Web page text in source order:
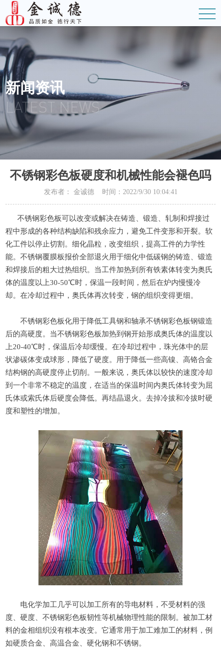
新闻资讯
LATEST NEWS
不锈钢彩色板硬度和机械性能会褪色吗
发布者： 金诚德 时间：2022/9/30 10:04:41
不锈钢彩色板可以改变或解决在铸造、锻造、轧制和焊接过
程中形成的各种结构缺陷和残余应力，避免工件变形和开裂。软
化工件以停止切割。细化晶粒，改变组织，提高工件的力学性
能。不锈钢覆膜板报价全部退火用于细化中低碳钢的铸造、锻造
和焊接后的粗大过热组织。当工件加热到所有铁素体转变为奥氏
体的温度以上30-50℃时，保温一段时间，然后在炉内慢慢冷
却。在冷却过程中，奥氏体再次转变，钢的组织变得更细。
不锈钢彩色板化用于降低工具钢和轴承不锈钢彩色板钢锻造
后的高硬度。当不锈钢彩色板加热到钢开始形成奥氏体的温度以
上20-40℃时，保温后冷却缓慢。在冷却过程中，珠光体中的层
状渗碳体变成球形，降低了硬度。用于降低一些高镍、高铬合金
结构钢的高硬度停止切削。一般来说，奥氏体以较快的速度冷却
到一个非常不稳定的温度，在适当的保温时间内奥氏体转变为屈
氏体或索氏体后硬度会降低。再结晶退火。去掉冷拔和冷拔时硬
度和塑性的增加。
电化学加工几乎可以加工所有的导电材料，不受材料的强
度、硬度、不锈钢彩色板韧性等机械物理性能的限制。被加工材
料的金相组织没有根本改变。它通常用于加工难加工的材料，例
如硬质合金、高温合金、硬化钢和不锈钢。